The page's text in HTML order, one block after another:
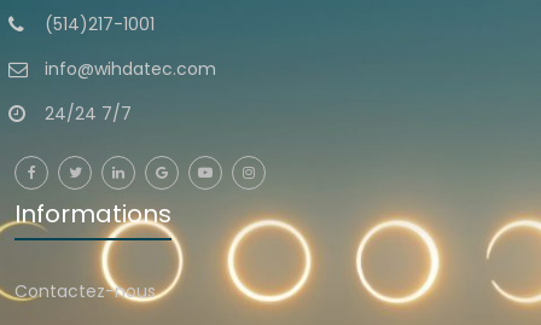
(514)217-1001
info@wihdatec.com
24/24 7/7
Informations
Contactez-nous